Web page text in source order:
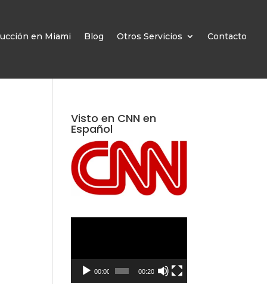
en Miami Blog Otros Servicios Contacto
Visto en CNN en
Español
00:00 00:20